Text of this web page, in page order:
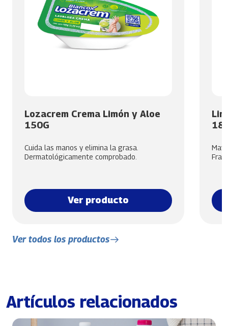
Lozacrem Crema Limón y Aloe
150G
Cuida las manos y elimina la grasa.
Dermatológicamente comprobado.
Ver producto
Ver todos los productos
Artículos relacionados